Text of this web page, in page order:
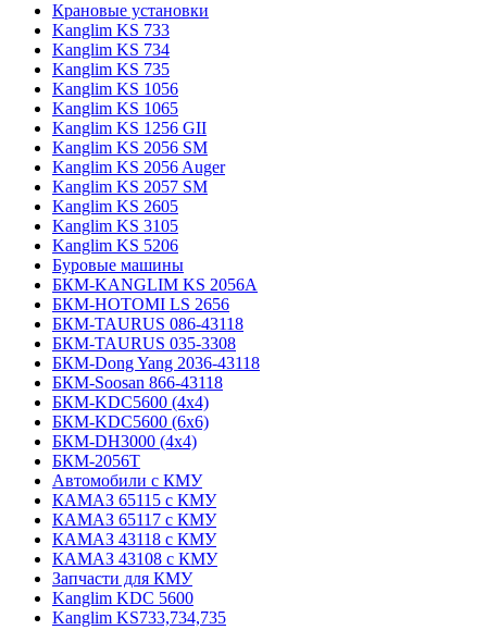
Крановые установки
Kanglim KS 733
Kanglim KS 734
Kanglim KS 735
Kanglim KS 1056
Kanglim KS 1065
Kanglim KS 1256 GII
Kanglim KS 2056 SM
Kanglim KS 2056 Auger
Kanglim KS 2057 SM
Kanglim KS 2605
Kanglim KS 3105
Kanglim KS 5206
Буровые машины
БКМ-KANGLIM KS 2056A
БКМ-HOTOMI LS 2656
БКМ-TAURUS 086-43118
БКМ-TAURUS 035-3308
БКМ-Dong Yang 2036-43118
БКМ-Soosan 866-43118
БКМ-KDC5600 (4x4)
БКМ-KDC5600 (6x6)
БКМ-DH3000 (4x4)
БКМ-2056Т
Автомобили с КМУ
КАМАЗ 65115 с КМУ
КАМАЗ 65117 с КМУ
КАМАЗ 43118 с КМУ
КАМАЗ 43108 с КМУ
Запчасти для КМУ
Kanglim KDC 5600
Kanglim KS733,734,735